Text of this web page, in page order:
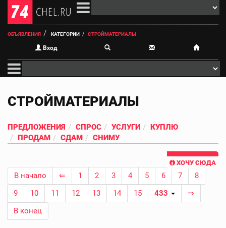
ОБЪЯВЛЕНИЯ КАТЕГОРИИ СТРОЙМАТЕРИАЛЫ
Вход
СТРОЙМАТЕРИАЛЫ
ПРЕДЛОЖЕНИЯ СПРОС УСЛУГИ
КУПЛЮ
ПРОДАМ
СДАМ СНИМУ
ХОЧУ СЮДА
В начало ⇐ 1 2 3 4 5 6 7
8
9
10 11 12 13 14 15 433
⇒
В конец